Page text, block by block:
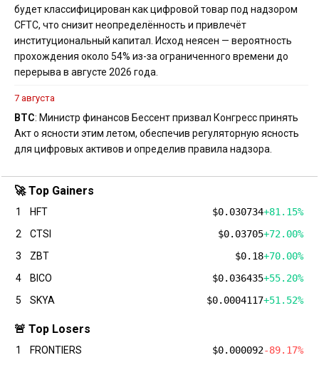
будет классифицирован как цифровой товар под надзором
CFTC, что снизит неопределённость и привлечёт
институциональный капитал. Исход неясен — вероятность
прохождения около 54% из-за ограниченного времени до
перерыва в августе 2026 года.
7 августа
BTC: Министр финансов Бессент призвал Конгресс принять
Акт о ясности этим летом, обеспечив регуляторную ясность
для цифровых активов и определив правила надзора.
🚀 Top Gainers
1 HFT $0.030734+81.15%
2
CTSI $0.03705+72.00%
3
ZBT $0.18+70.00%
4
BICO $0.036435+55.20%
5
SKYA $0.0004117+51.52%
🚨 Top Losers
1 FRONTIERS $0.000092-89.17%